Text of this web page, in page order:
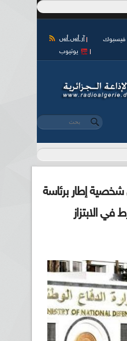
آر أس أس فيسبوك
يوتيوب
استمارة البحث
‏بحث ‏
إطار برئاسة
في الابتزاز